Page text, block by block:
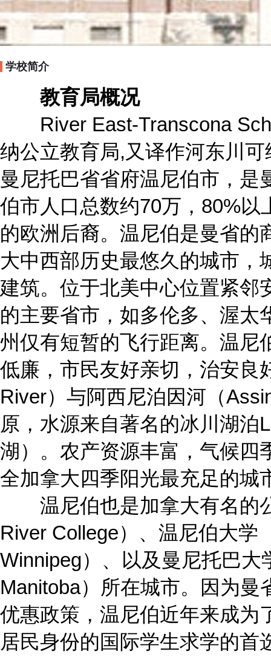
学校简介
教育局概况
River East-Transcona
纳公立教育局,又译作河东川
曼尼托巴省省府温尼伯市，是
伯市人口总数约70万，80%以
的欧洲后裔。温尼伯是曼省的
大中西部历史最悠久的城市，
建筑。位于北美中心位置紧邻
的主要省市，如多伦多、渥太
州仅有短暂的飞行距离。温尼
低廉，市民友好亲切，治安良
River）与阿西尼泊因河（
原，水源来自著名的冰川湖泊
湖）。农产资源丰富，气候四
全加拿大四季阳光最充足的城
温尼伯也是加拿大有名的
River College）、温尼伯大学
Winnipeg）、以及曼尼托巴大
Manitoba）所在城市。因为曼
优惠政策，温尼伯近年来成为
居民身份的国际学生求学的首